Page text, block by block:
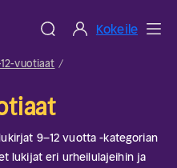
Kokeile
vuotiaat
9–12 vuotta -kategorian
lukijat eri urheilulajeihin ja